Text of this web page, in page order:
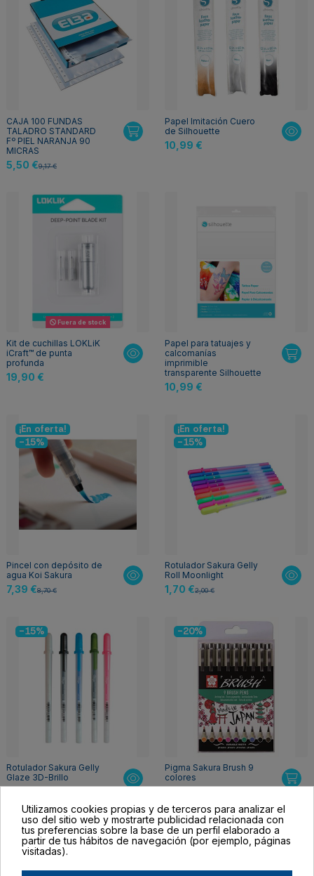
CAJA 100 FUNDAS
TALADRO STANDARD
Fº PIEL NARANJA 90
MICRAS
5,50 €9,17 €
Papel Imitación Cuero
de Silhouette
10,99 €
Fuera de stock
Kit de cuchillas LOKLiK
iCraft™ de punta
profunda
19,90 €
Papel para tatuajes y
calcomanías
imprimible
transparente Silhouette
10,99 €
¡En oferta!
-15%
Pincel con depósito de
agua Koi Sakura
7,39 €8,70 €
¡En oferta!
-15%
Rotulador Sakura Gelly
Roll Moonlight
1,70 €2,00 €
-15%
Rotulador Sakura Gelly
Glaze 3D-Brillo
-20%
Pigma Sakura Brush 9
colores
Utilizamos cookies propias y de terceros para analizar el
uso del sitio web y mostrarte publicidad relacionada con
tus preferencias sobre la base de un perfil elaborado a
partir de tus hábitos de navegación (por ejemplo, páginas
visitadas).